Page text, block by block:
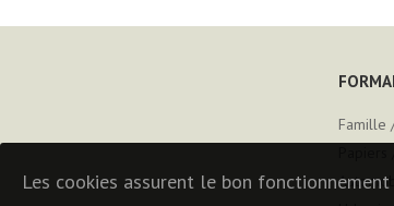
Famille
Les cookies assurent le bon fonctionnement